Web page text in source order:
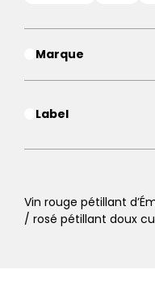
Marque
Label
Vin rouge pétillant
/ rosé pétillant doux